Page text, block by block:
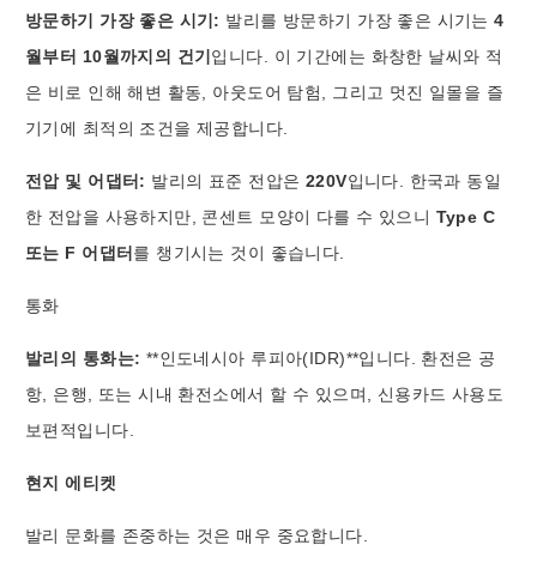
방문하기 가장 좋은 시기: 발리를 방문하기 가장 좋은 시기는4
월부터 10월까지의 건기 입니다. 이 기간에는 화창한 날씨와 적
은 비로 인해 해변 활동, 아웃도어 탐험, 그리고 멋진 일몰을 즐
기기에 최적의 조건을 제공합니다.
전압 및 어댑터: 발리의 표준 전압은 220V입니다. 한국과 동일
한 전압을 사용하지만, 콘센트 모양이 다를 수 있으니 Type C
또는 F 어댑터 를 챙기시는 것이 좋습니다.
통화
발리의 통화는: **인도네시아 루피아(IDR)**입니다. 환전은 공
항, 은행, 또는 시내 환전소에서 할 수 있으며, 신용카드 사용도
보편적입니다.
현지 에티켓
발리 문화를 존중하는 것은 매우 중요합니다.